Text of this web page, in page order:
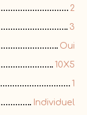
2
3
Oui
10X5
1
Individuel